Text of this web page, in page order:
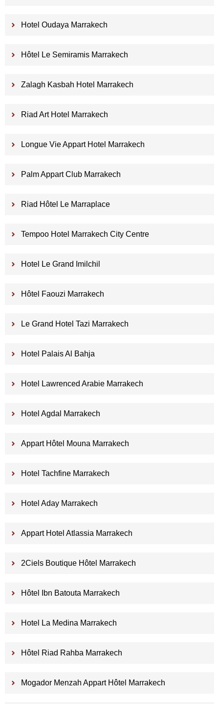
Hotel Oudaya Marrakech
Hôtel Le Semiramis Marrakech
Zalagh Kasbah Hotel Marrakech
Riad Art Hotel Marrakech
Longue Vie Appart Hotel Marrakech
Palm Appart Club Marrakech
Riad Hôtel Le Marraplace
Tempoo Hotel Marrakech City Centre
Hotel Le Grand Imilchil
Hôtel Faouzi Marrakech
Le Grand Hotel Tazi Marrakech
Hotel Palais Al Bahja
Hotel Lawrenced Arabie Marrakech
Hotel Agdal Marrakech
Appart Hôtel Mouna Marrakech
Hotel Tachfine Marrakech
Hotel Aday Marrakech
Appart Hotel Atlassia Marrakech
2Ciels Boutique Hôtel Marrakech
Hôtel Ibn Batouta Marrakech
Hotel La Medina Marrakech
Hôtel Riad Rahba Marrakech
Mogador Menzah Appart Hôtel Marrakech